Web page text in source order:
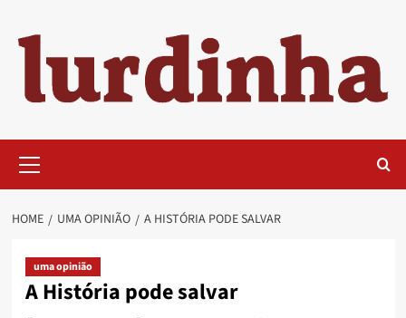
content
Menu
HOME UMA OPINIÃO A HISTÓRIA PODE SALVAR
uma opinião
A História pode salvar